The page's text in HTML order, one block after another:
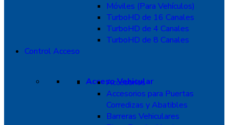
Móviles (Para Vehículos)
TurboHD de 16 Canales
TurboHD de 4 Canales
TurboHD de 8 Canales
Control Acceso
Acceso Vehicular
Accesorios
Accesorios para Puertas
Corredizas y Abatibles
Barreras Vehiculares